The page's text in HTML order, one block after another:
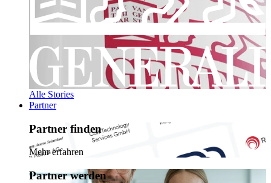
Alle Stories
Partner
Partner finden
Mehr erfahren
Partner werden